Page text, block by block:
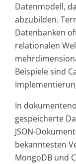
Datenmodell,
abzubilden.
Datenbanken
relationalen
Beispiele sind
In
gespeicherte
JSON-
bekanntesten
MongoDB und